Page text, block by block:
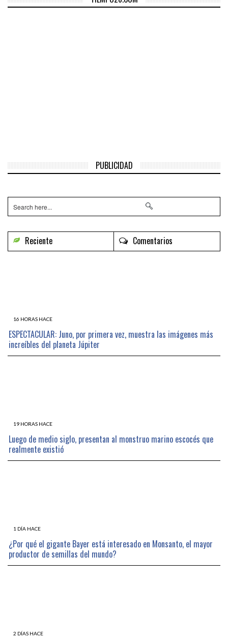
PUBLICIDAD
Reciente Comentarios
16 HORAS HACE
ESPECTACULAR: Juno, por primera vez, muestra las imágenes más
increíbles del planeta Júpiter
19 HORAS HACE
Luego de medio siglo, presentan al monstruo marino escocés que
realmente existió
1 DÍA HACE
¿Por qué el gigante Bayer está interesado en Monsanto, el mayor
productor de semillas del mundo?
2 DÍAS HACE